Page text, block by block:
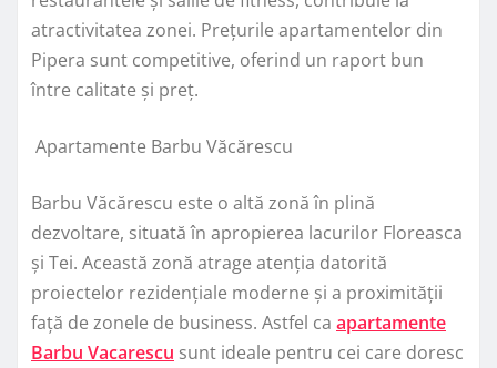
atractivitatea zonei. Prețurile apartamentelor din
Pipera sunt competitive, oferind un raport bun
între calitate și preț.
Apartamente Barbu Văcărescu
Barbu Văcărescu este o altă zonă în plină
dezvoltare, situată în apropierea lacurilor Floreasca
și Tei. Această zonă atrage atenția datorită
proiectelor rezidențiale moderne și a proximității
față de zonele de business. Astfel ca apartamente
Barbu Vacarescu sunt ideale pentru cei care doresc